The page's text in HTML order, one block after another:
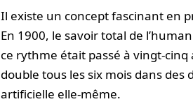
Il existe un concept fascinant en
En 1900, le savoir total de
ce rythme était passé à vingt-
double tous les six mois dans
artificielle elle-même.